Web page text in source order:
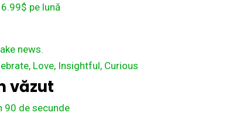
pe lună
news.
Love, Insightful, Curious
văzut
90 de secunde